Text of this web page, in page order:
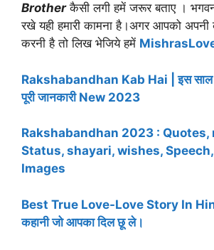
Brother कैसी लगी हमें जरूर बताए ।
रखे यही हमारी कामना है।अगर आपको
करनी है तो लिख भेजिये हमें
Rakshabandhan Kab Hai | इस साल
पूरी जानकारी New 2023
Rakshabandhan 2023 : Quotes,
Status, shayari, wishes,
Images
Best True Love-Love Story In
कहानी जो आपका दिल छू ले।